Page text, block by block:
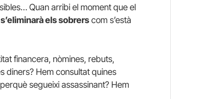
Quan arribi el moment que el
s’eliminarà els sobrers com s’està
financera, nòmines, rebuts,
diners? Hem consultat quines
segueixi assassinant? Hem